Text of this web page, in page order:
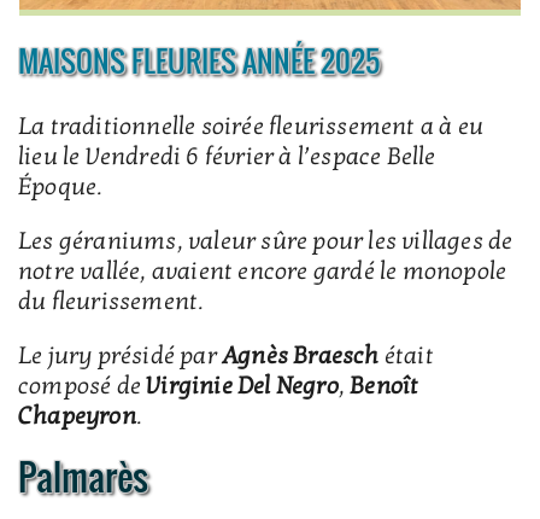
MAISONS FLEURIES ANNÉE 2025
La traditionnelle soirée fleurissement a à eu
lieu le Vendredi 6 février à l’espace Belle
Époque.
Les géraniums, valeur sûre pour les villages de
notre vallée, avaient encore gardé le monopole
du fleurissement.
Le jury présidé parAgnès Braesch était
composé deVirginie Del Negro,Benoît
Chapeyron.
Palmarès